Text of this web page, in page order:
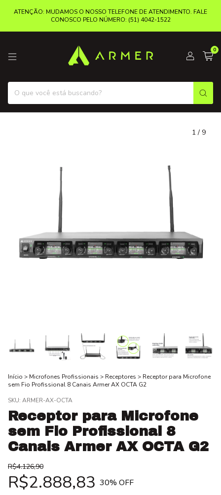
ATENÇÃO: MUDAMOS O NOSSO TELEFONE DE ATENDIMENTO. FALE
CONOSCO PELO NÚMERO: (51) 4042-1522
0
1 / 9
Início > Microfones Profissionais > Receptores > Receptor para Microfone
sem Fio Profissional 8 Canais Armer AX OCTA G2
SKU: ARMER-AX-OCTA
Receptor para Microfone
sem Fio Profissional 8
Canais Armer AX OCTA G2
R$4.126,90
R$2.888,83 30% OFF